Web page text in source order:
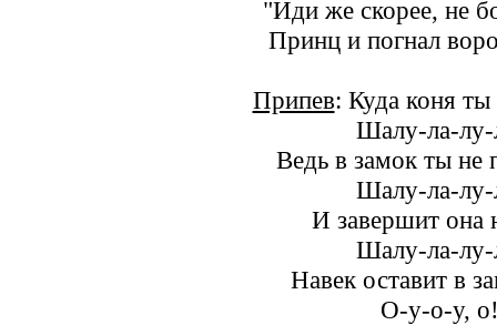
"Иди же скорее, не
Принц и погнал
Припев: Куда коня ты
Шалу-ла-лу-
Ведь в замок ты не
Шалу-ла-лу-
И завершит она
Шалу-ла-лу-
Навек оставит в
О-у-о-у,